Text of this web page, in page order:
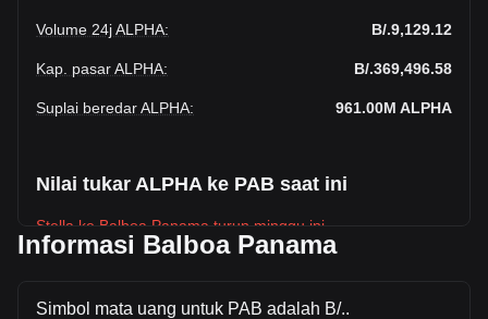
Volume 24j ALPHA: B/.9,129.12
Kap. pasar ALPHA: B/.369,496.58
Suplai beredar ALPHA: 961.00M ALPHA
Nilai tukar ALPHA ke PAB saat ini
Stella ke Balboa Panama turun minggu ini.
berdasarkan suplai beredar sebanyak 961,000,000 ALPHA.
Informasi Balboa Panama
Simbol mata uang untuk PAB adalah B/..